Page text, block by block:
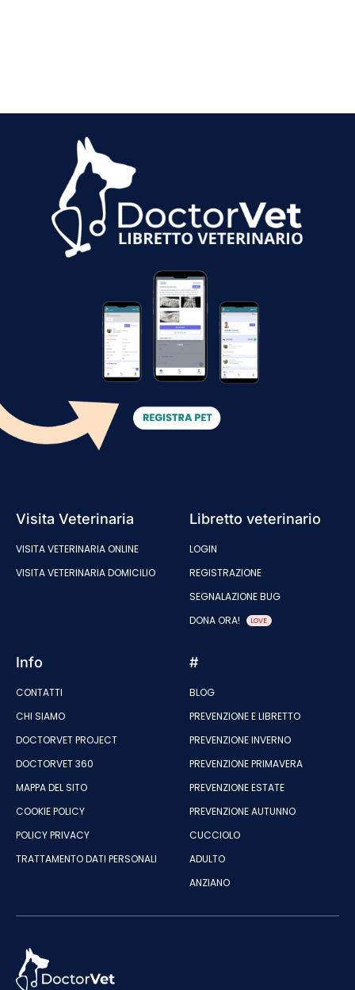
Visita Veterinaria
VISITA VETERINARIA ONLINE
VISITA VETERINARIA DOMICILIO
Libretto veterinario
LOGIN
REGISTRAZIONE
SEGNALAZIONE BUG
DONA ORA!
LOVE
Info
CONTATTI
CHI SIAMO
DOCTORVET PROJECT
DOCTORVET 360
MAPPA DEL SITO
COOKIE POLICY
POLICY PRIVACY
TRATTAMENTO DATI PERSONALI
#
BLOG
PREVENZIONE E LIBRETTO
PREVENZIONE INVERNO
PREVENZIONE PRIMAVERA
PREVENZIONE ESTATE
PREVENZIONE AUTUNNO
CUCCIOLO
ADULTO
ANZIANO